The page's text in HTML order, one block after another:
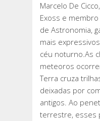
Marcelo De
Exoss e
de Astronomia,
mais
céu noturno.As
meteoros
Terra cruza
deixadas por
antigos. Ao
terrestre, esses